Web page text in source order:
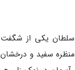
سلطان یکی از شگفت
منظره سفید و درخشان